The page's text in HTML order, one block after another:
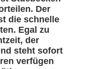
Der
die schnelle
Egal zu
der
steht sofort
verfügen